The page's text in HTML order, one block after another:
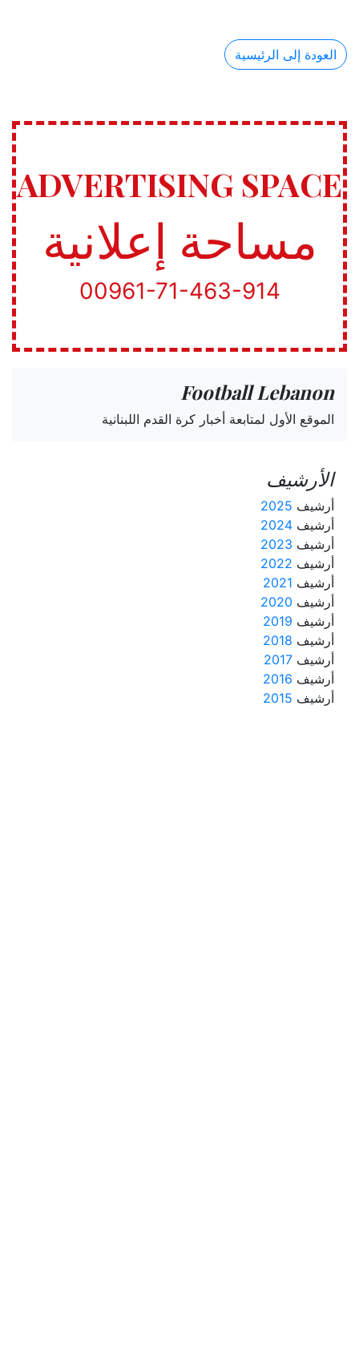
العودة إلى الرئيسية
ADVERTISING SPACE
مساحة إعلانية
00961-71-463-914
Football Lebanon
الموقع الأول لمتابعة أخبار كرة القدم اللبنانية
الأرشيف
أرشيف 2025
أرشيف 2024
أرشيف 2023
أرشيف 2022
أرشيف 2021
أرشيف 2020
أرشيف 2019
أرشيف 2018
أرشيف 2017
أرشيف 2016
أرشيف 2015